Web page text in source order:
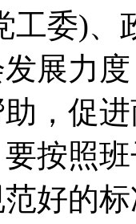
工委)、
展力
，促
按照
范好的